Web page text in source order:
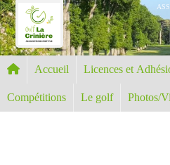
Accueil Licences et
Compétitions Le golf Photos/
Panneau de gestion des cookies